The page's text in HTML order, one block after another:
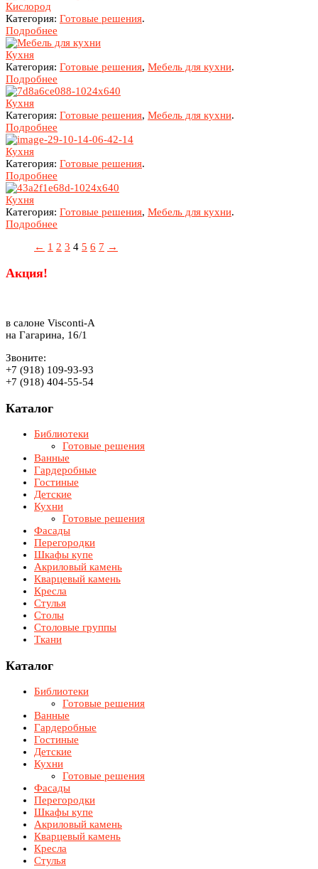
Кислород
Категория: Готовые решения.
Подробнее
Кухня
Категория: Готовые решения, Мебель для кухни.
Подробнее
Кухня
Категория: Готовые решения, Мебель для кухни.
Подробнее
Кухня
Категория: Готовые решения.
Подробнее
Кухня
Категория: Готовые решения, Мебель для кухни.
Подробнее
← 1 2 3 4 5 6 7 →
Акция!
в салоне Visconti-A
на Гагарина, 16/1
Звоните:
+7 (918) 109-93-93
+7 (918) 404-55-54
Каталог
Библиотеки
Готовые решения
Ванные
Гардеробные
Гостиные
Детские
Кухни
Готовые решения
Фасады
Перегородки
Шкафы купе
Акриловый камень
Кварцевый камень
Кресла
Стулья
Столы
Столовые группы
Ткани
Каталог
Библиотеки
Готовые решения
Ванные
Гардеробные
Гостиные
Детские
Кухни
Готовые решения
Фасады
Перегородки
Шкафы купе
Акриловый камень
Кварцевый камень
Кресла
Стулья